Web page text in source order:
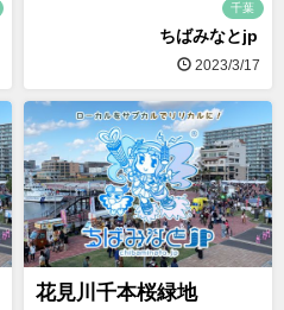
千葉
ちばみなとjp
2023/3/17
花見川千本桜緑地